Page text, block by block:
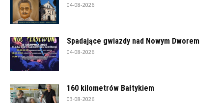
04-08-2026
Spadające gwiazdy nad Nowym Dworem
04-08-2026
160 kilometrów Bałtykiem
03-08-2026